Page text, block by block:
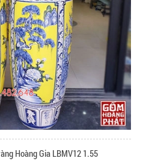
Hoàng Gia LBMV12 1.55